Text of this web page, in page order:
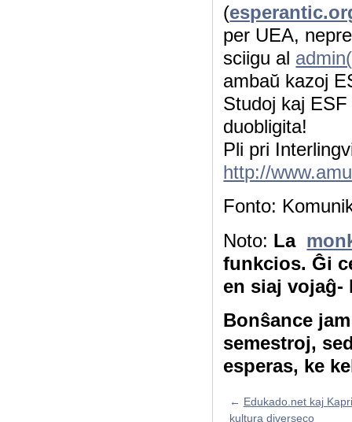
(
per UEA,
sciigu al
ambaŭ kazoj
Studoj kaj
duobligita!
Pli pri
http://
Fonto:
Noto: La
funkcios. Ĝi
en siaj vojaĝ-
Bonŝance
semestroj,
esperas, ke
← Edukado.net kaj
kultura diverseco